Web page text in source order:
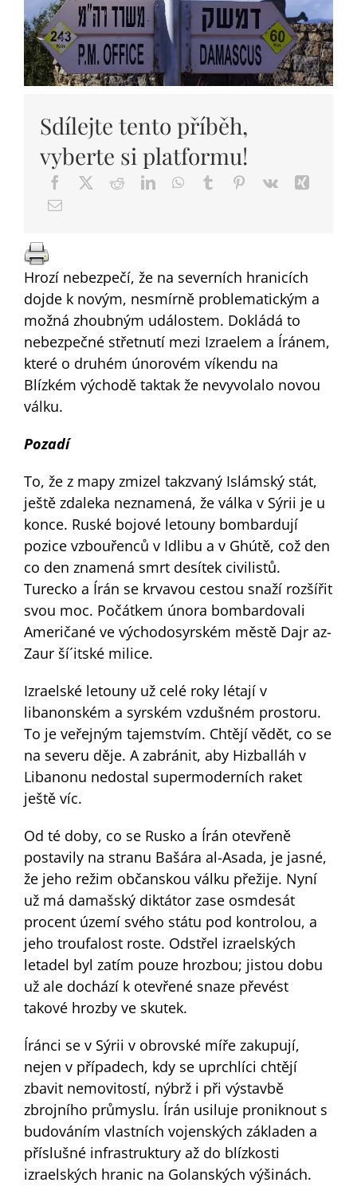
DARY
Sdílejte tento příběh,
vyberte si platformu!
Hrozí nebezpečí, že na severních hranicích
dojde k novým, nesmírně problematickým a
možná zhoubným událostem. Dokládá to
nebezpečné střetnutí mezi Izraelem a Íránem,
které o druhém únorovém víkendu na
Blízkém východě taktak že nevyvolalo novou
válku.
Pozadí
To, že z mapy zmizel takzvaný Islámský stát,
ještě zdaleka neznamená, že válka v Sýrii je u
konce. Ruské bojové letouny bombardují
pozice vzbouřenců v Idlibu a v Ghútě, což den
co den znamená smrt desítek civilistů.
Turecko a Írán se krvavou cestou snaží rozšířit
svou moc. Počátkem února bombardovali
Američané ve východosyrském městě Dajr az-
Zaur ší´itské milice.
Izraelské letouny už celé roky létají v
libanonském a syrském vzdušném prostoru.
To je veřejným tajemstvím. Chtějí vědět, co se
na severu děje. A zabránit, aby Hizballáh v
Libanonu nedostal supermoderních raket
ještě víc.
Od té doby, co se Rusko a Írán otevřeně
postavily na stranu Bašára al-Asada, je jasné,
že jeho režim občanskou válku přežije. Nyní
už má damašský diktátor zase osmdesát
procent území svého státu pod kontrolou, a
jeho troufalost roste. Odstřel izraelských
letadel byl zatím pouze hrozbou; jistou dobu
už ale dochází k otevřené snaze převést
takové hrozby ve skutek.
Íránci se v Sýrii v obrovské míře zakupují,
nejen v případech, kdy se uprchlíci chtějí
zbavit nemovitostí, nýbrž i při výstavbě
zbrojního průmyslu. Írán usiluje proniknout s
budováním vlastních vojenských základen a
příslušné infrastruktury až do blízkosti
izraelských hranic na Golanských výšinách.